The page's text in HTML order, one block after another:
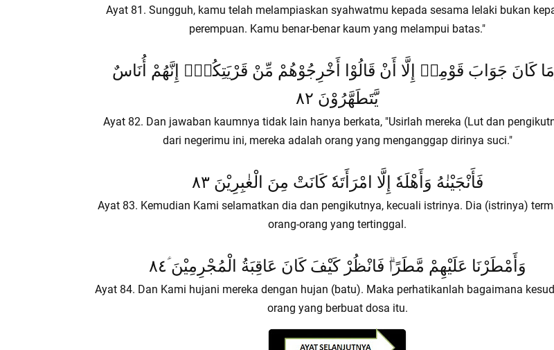
Ayat 81. Sungguh, kamu telah melampiaskan syahwatmu kepada sesama lelaki bukan
perempuan. Kamu benar-benar kaum yang melampui batas."
كَانَ جَوَابَ قَوْمِهٖ إِلَّا أَنْ قَالُوْا أَخْرِجُوْهُمْ مِّنْ قَرْيَتِكُمْۚ إِنَّهُمْ أُنَاسٌ
يَّتَطَهَّرُوْنَ ٨٢
Ayat 82. Dan jawaban kaumnya tidak lain hanya berkata, "Usirlah mereka (Lut dan
dari negerimu ini, mereka adalah orang yang menganggap dirinya suci."
فَأَنْجَيْنٰهُ وَأَهْلَهٗ إِلَّا امْرَأَتَهٗ كَانَتْ مِنَ الْغٰبِرِيْنَ ٨٣
Ayat 83. Kemudian Kami selamatkan dia dan pengikutnya, kecuali istrinya. Dia (istrinya)
orang-orang yang tertinggal.
وَأَمْطَرْنَا عَلَيْهِمْ مَّطَرًاۗ فَانْظُرْ كَيْفَ كَانَ عَاقِبَةُ الْمُجْرِمِيْنَ ؑ٨٤
Ayat 84. Dan Kami hujani mereka dengan hujan (batu). Maka perhatikanlah bagaimana
orang yang berbuat dosa itu.